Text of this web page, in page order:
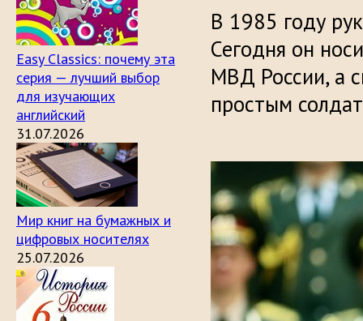
Easy Classics: почему эта
серия — лучший выбор
для изучающих
английский
31.07.2026
Мир книг на бумажных и
цифровых носителях
25.07.2026
В 1985 году
Сегодня он
МВД России, а
простым